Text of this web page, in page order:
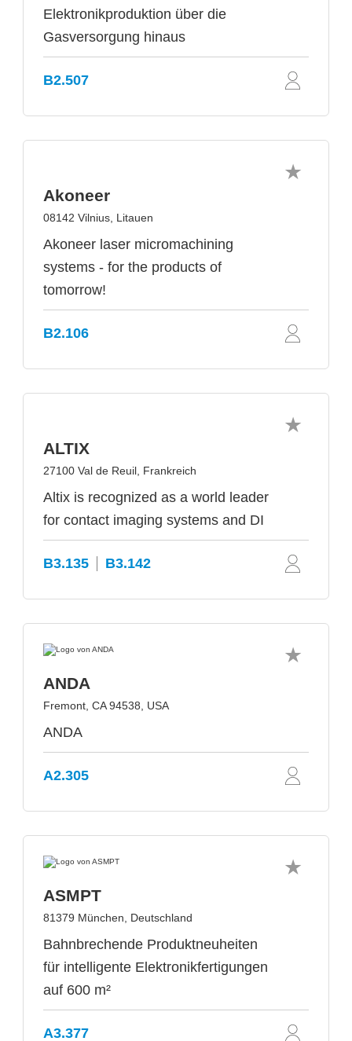
Elektronikproduktion über die
Gasversorgung hinaus
B2.507
Akoneer
08142 Vilnius, Litauen
Akoneer laser micromachining
systems - for the products of
tomorrow!
B2.106
ALTIX
27100 Val de Reuil, Frankreich
Altix is recognized as a world leader
for contact imaging systems and DI
B3.135 B3.142
ANDA
Fremont, CA 94538, USA
ANDA
A2.305
ASMPT
81379 München, Deutschland
Bahnbrechende Produktneuheiten
für intelligente Elektronikfertigungen
auf 600 m²
A3.377